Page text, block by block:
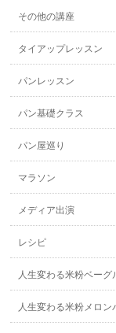
その他の講座
タイアップレッスン
パンレッスン
パン基礎クラス
パン屋巡り
マラソン
メディア出演
レシピ
人生変わる米粉ベーグ
人生変わる米粉メロン